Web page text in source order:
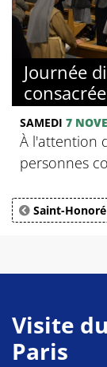
Journée
consacrée
SAMEDI 7
À l'attention
personnes
Saint-Honoré
Visite
Paris